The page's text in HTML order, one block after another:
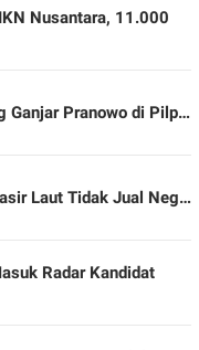
Nusantara, 11.000
Ganjar Pranowo di Pilp…
Laut Tidak Jual Neg…
Radar Kandidat